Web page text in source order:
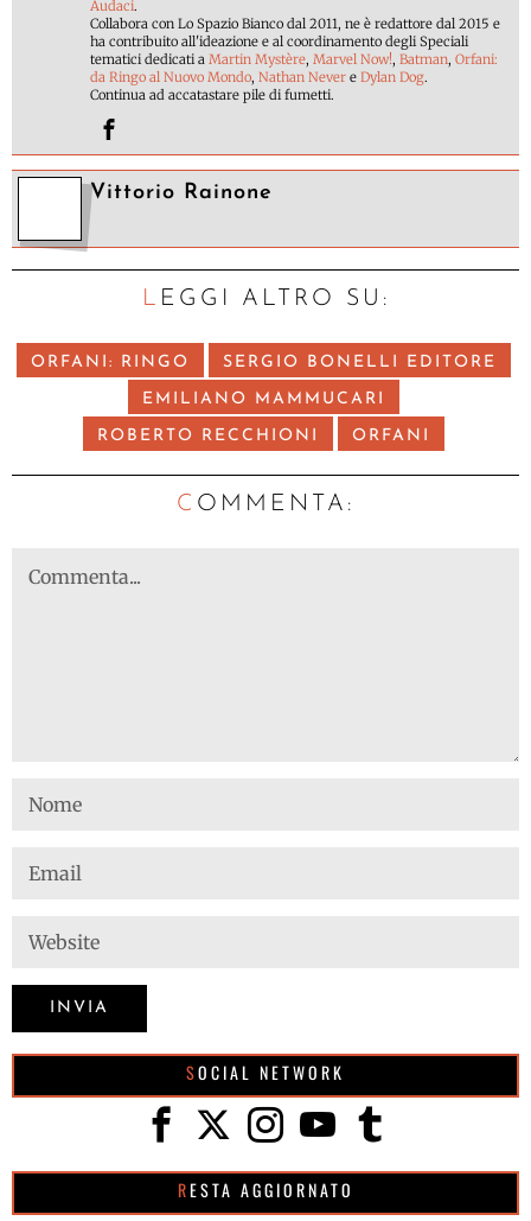
Audaci.
Collabora con Lo Spazio Bianco dal 2011, ne è redattore dal 2015 e
ha contribuito all'ideazione e al coordinamento degli Speciali
tematici dedicati a Martin Mystère, Marvel Now!, Batman, Orfani:
da Ringo al Nuovo Mondo, Nathan Never e Dylan Dog.
Continua ad accatastare pile di fumetti.
Vittorio Rainone
LEGGI ALTRO SU:
ORFANI: RINGO SERGIO BONELLI EDITORE
EMILIANO MAMMUCARI
ROBERTO RECCHIONI ORFANI
C OMMENTA:
SOCIAL NETWORK
RESTA AGGIORNATO